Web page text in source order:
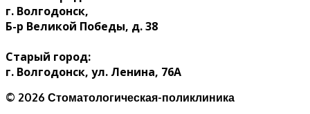
г. Волгодонск,
Б-р Великой Победы, д. 38
Старый город:
г. Волгодонск, ул. Ленина, 76А
© 2026 Стоматологическая-поликлиника